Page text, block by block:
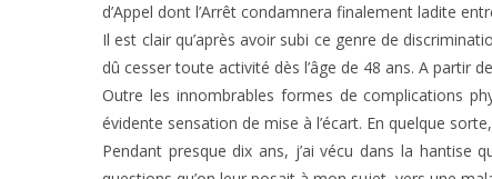
d’Appel dont l’Arrêt condamnera finalement ladite
Il est clair qu’après avoir subi ce genre de
dû cesser toute activité dès l’âge de 48 ans. A partir
Outre les innombrables formes de complications
évidente sensation de mise à l’écart. En quelque
Pendant presque dix ans, j’ai vécu dans la